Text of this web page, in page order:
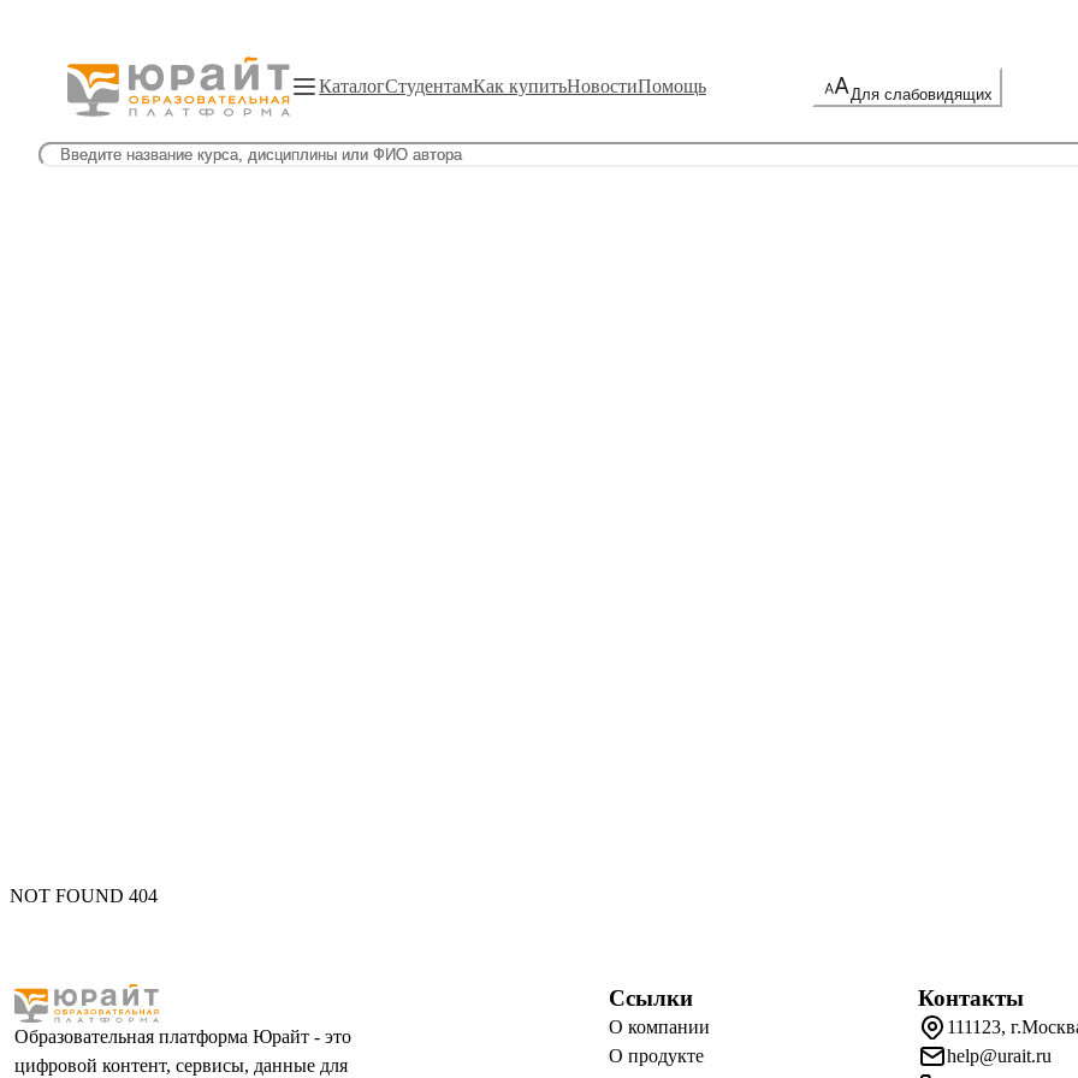
КаталогСтудентамКак купитьНовостиПомощь Для слабовидящих
NOT FOUND 404
Образовательная платформа Юрайт - это
цифровой контент, сервисы, данные для
Ссылки
О компании
О продукте
Контакты
111123,
help@urait.ru